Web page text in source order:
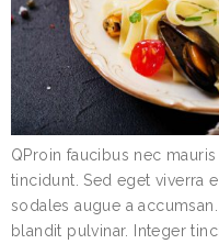
QProin faucibus nec
tincidunt. Sed eget viverra
sodales augue a
blandit pulvinar. Integer